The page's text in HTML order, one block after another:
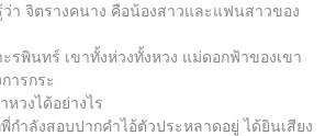
า จิตรางคนาง คือน้องสาวและแฟนสาวของ
ะรพินทร์ เขาทั้งห่วงทั้งหวง แม่ดอกฟ้าของเขา
ารกระ
หวงได้อย่างไร
กำลังสอบปากคำไอ้ตัวประหลาดอยู่ ได้ยินเสียง